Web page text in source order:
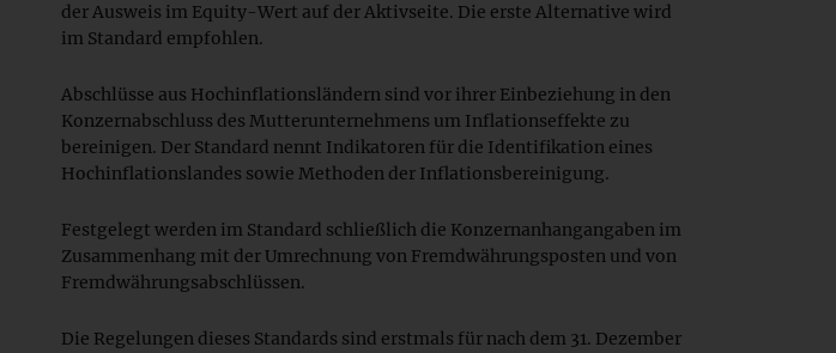
der Ausweis im Equity-Wert auf der Aktivseite. Die erste Alternative wird
im Standard empfohlen.
Abschlüsse aus Hochinflationsländern sind vor ihrer Einbeziehung in den
Konzernabschluss des Mutterunternehmens um Inflationseffekte zu
bereinigen. Der Standard nennt Indikatoren für die Identifikation eines
Hochinflationslandes sowie Methoden der Inflationsbereinigung.
Festgelegt werden im Standard schließlich die Konzernanhangangaben im
Zusammenhang mit der Umrechnung von Fremdwährungsposten und von
Fremdwährungsabschlüssen.
Die Regelungen dieses Standards sind erstmals für nach dem 31. Dezember